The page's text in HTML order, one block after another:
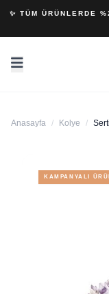
✨ TÜM ÜRÜNLERDE
Anasayfa / Kolye /
KAMPANYALI